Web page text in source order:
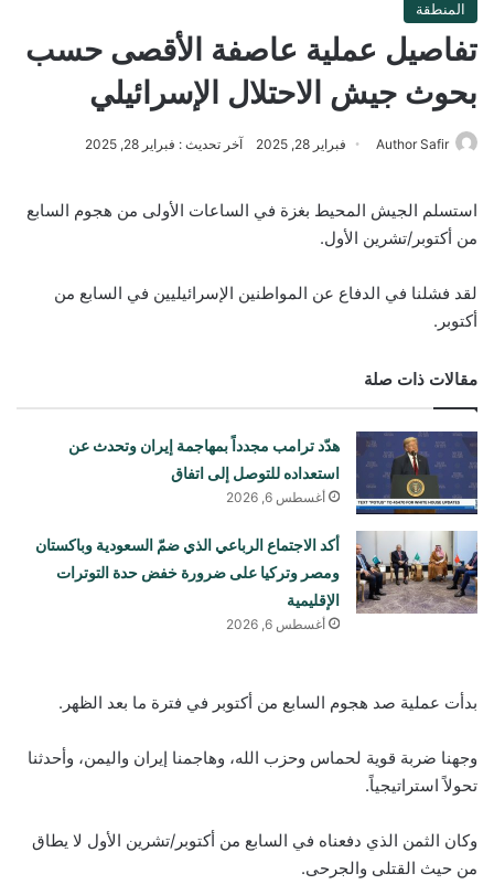
المنطقة
تفاصيل عملية عاصفة الأقصى حسب
بحوث جيش الاحتلال الإسرائيلي
Author Safir فبراير 28, 2025 آخر تحديث : فبراير 28, 2025
استسلم الجيش المحيط بغزة في الساعات الأولى من هجوم السابع
من أكتوبر/تشرين الأول.
لقد فشلنا في الدفاع عن المواطنين الإسرائيليين في السابع من
أكتوبر.
مقالات ذات صلة
هدّد ترامب مجدداً بمهاجمة إيران وتحدث عن
استعداده للتوصل إلى اتفاق
أغسطس 6, 2026
أكد الاجتماع الرباعي الذي ضمّ السعودية وباكستان
ومصر وتركيا على ضرورة خفض حدة التوترات
الإقليمية
أغسطس 6, 2026
بدأت عملية صد هجوم السابع من أكتوبر في فترة ما بعد الظهر.
وجهنا ضربة قوية لحماس وحزب الله، وهاجمنا إيران واليمن، وأحدثنا
تحولاً استراتيجياً.
وكان الثمن الذي دفعناه في السابع من أكتوبر/تشرين الأول لا يطاق
من حيث القتلى والجرحى.